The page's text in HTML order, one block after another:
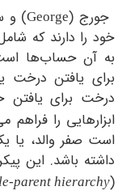
George) و سو (Sue
دارند که شامل
حساب‌ها است. سیستم
یافتن درخت یک
برای یافتن
را فراهم می‌کند.
والد، یا یک
باشد. این پیکربندی
single-parent
)